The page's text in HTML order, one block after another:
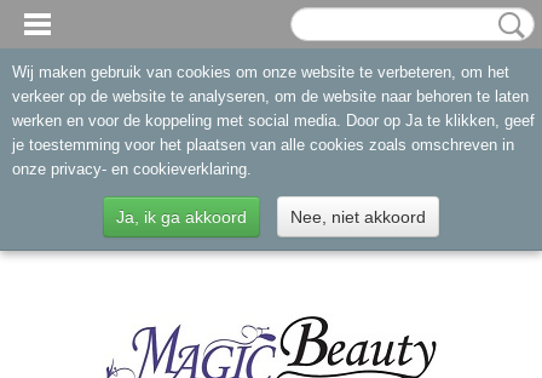
Wij maken gebruik van cookies om onze website te verbeteren, om het
verkeer op de website te analyseren, om de website naar behoren te laten
werken en voor de koppeling met social media. Door op Ja te klikken, geef
je toestemming voor het plaatsen van alle cookies zoals omschreven in
onze privacy- en cookieverklaring.
Ja, ik ga akkoord Nee, niet akkoord